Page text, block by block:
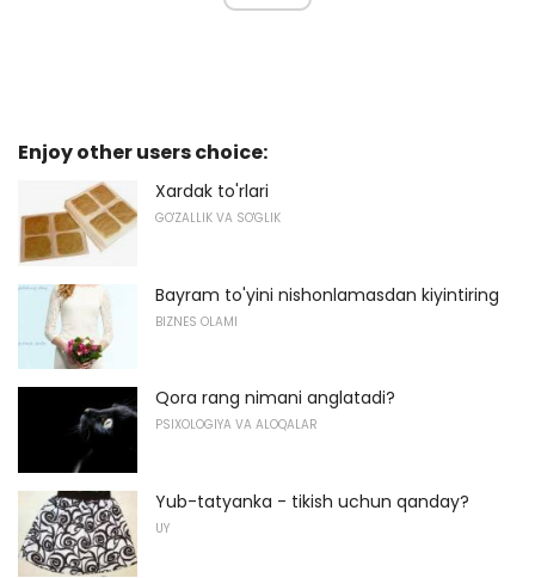
Enjoy other users choice:
Xardak to'rlari
GO'ZALLIK VA SO'GLIK
Bayram to'yini nishonlamasdan kiyintiring
BIZNES OLAMI
Qora rang nimani anglatadi?
PSIXOLOGIYA VA ALOQALAR
Yub-tatyanka - tikish uchun qanday?
UY